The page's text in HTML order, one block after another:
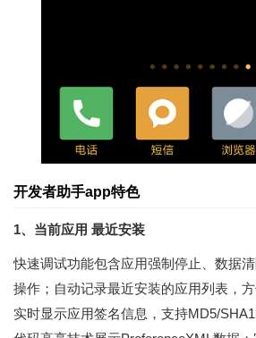
开发者助手app特色
1、当前应用 最近安装
快速调试功能包含应用强制停止、数据
操作；自动记录最近安装的应用列表，
实时显示应用签名信息，支持MD5/